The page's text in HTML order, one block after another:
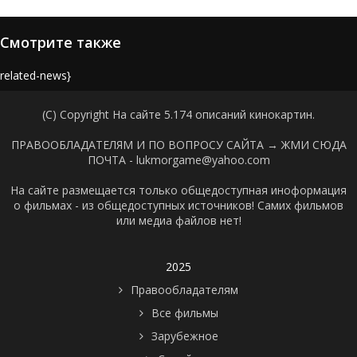
Смотрите также
news}
(C) Copyright На сайте 5.174 описаний кинокартин.
ПРАВООБЛАДАТЕЛЯМ И ПО ВОПРОСУ САЙТА → ЖМИ СЮДА
ПОЧТА - lukmorgame@yahoo.com
На сайте размещается только общедоступная иноформация
о фильмах - из общедоступных источников! Самих фильмов
или медиа файлов нет!
2025
Правообладателям
Все фильмы
Зарубежное